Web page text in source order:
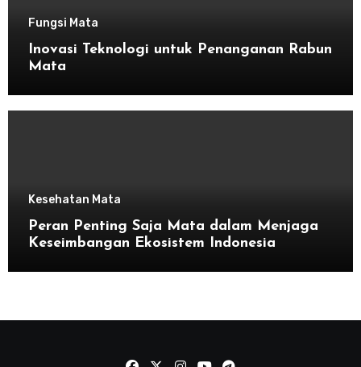
Fungsi Mata
Inovasi Teknologi untuk Penanganan Rabun
Mata
Kesehatan Mata
Peran Penting Saja Mata dalam Menjaga
Keseimbangan Ekosistem Indonesia